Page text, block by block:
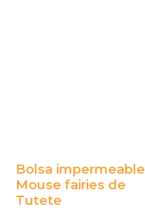
Bolsa impermeable
Mouse fairies de
Tutete